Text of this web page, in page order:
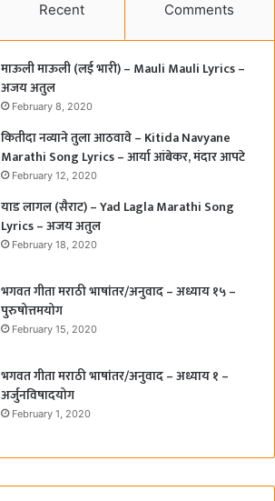
Recent Comments
माऊली माऊली (लई भारी) – Mauli Mauli Lyrics –
अजय अतुल
February 8, 2020
कितीदा नव्याने तुला आठवावे – Kitida Navyane
Marathi Song Lyrics – आर्या आंबेकर, मंदार आपटे
February 12, 2020
याड लागल (सैराट) – Yad Lagla Marathi Song
Lyrics – अजय अतुल
February 18, 2020
भगवत गीता मराठी भाषांतर/अनुवाद – अध्याय १५ –
पुरुषोत्तमयोग
February 15, 2020
भगवत गीता मराठी भाषांतर/अनुवाद – अध्याय १ –
अर्जुनविषादयोग
February 1, 2020